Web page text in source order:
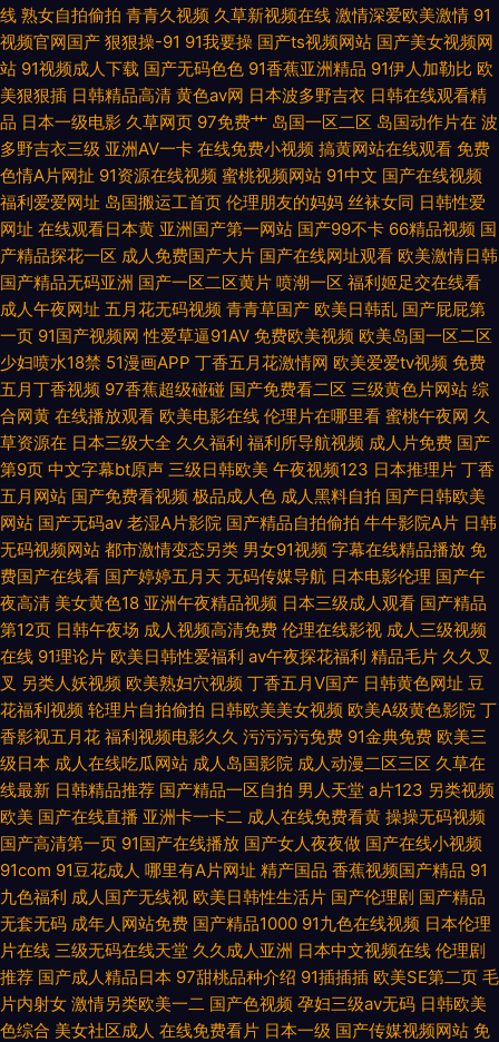
线 熟女自拍偷拍 青青久视频 久草新视频在线 激情深爱欧美激情 91
视频官网国产 狠狠操-91 91我要操 国产ts视频网站 国产美女视频网
站 91视频成人下载 国产无码色色 91香蕉亚洲精品 91伊人加勒比 欧
美狠狠插 日韩精品高清 黄色av网 日本波多野吉衣 日韩在线观看精
品 日本一级电影 久草网页 97免费艹 岛国一区二区 岛国动作片在 波
多野吉衣三级 亚洲AV一卡 在线免费小视频 搞黄网站在线观看 免费
色情A片网扯 91资源在线视频 蜜桃视频网站 91中文 国产在线视频
福利爱爱网址 岛国搬运工首页 伦理朋友的妈妈 丝袜女同 日韩性爱
网址 在线观看日本黄 亚洲国产第一网站 国产99不卡 66精品视频 国
产精品探花一区 成人免费国产大片 国产在线网址观看 欧美激情日韩
国产精品无码亚洲 国产一区二区黄片 喷潮一区 福利姬足交在线看
成人午夜网址 五月花无码视频 青青草国产 欧美日韩乱 国产屁屁第
一页 91国产视频网 性爱草逼91AV 免费欧美视频 欧美岛国一区二区
少妇喷水18禁 51漫画APP 丁香五月花激情网 欧美爱爱tv视频 免费
五月丁香视频 97香蕉超级碰碰 国产免费看二区 三级黄色片网站 综
合网黄 在线播放观看 欧美电影在线 伦理片在哪里看 蜜桃午夜网 久
草资源在 日本三级大全 久久福利 福利所导航视频 成人片免费 国产
第9页 中文字幕bt原声 三级日韩欧美 午夜视频123 日本推理片 丁香
五月网站 国产免费看视频 极品成人色 成人黑料自拍 国产日韩欧美
网站 国产无码av 老湿A片影院 国产精品自拍偷拍 牛牛影院A片 日韩
无码视频网站 都市激情变态另类 男女91视频 字幕在线精品播放 免
费国产在线看 国产婷婷五月天 无码传媒导航 日本电影伦理 国产午
夜高清 美女黄色18 亚洲午夜精品视频 日本三级成人观看 国产精品
第12页 日韩午夜场 成人视频高清免费 伦理在线影视 成人三级视频
在线 91理论片 欧美日韩性爱福利 av午夜探花福利 精品毛片 久久叉
叉 另类人妖视频 欧美熟妇穴视频 丁香五月V国产 日韩黄色网址 豆
花福利视频 轮理片自拍偷拍 日韩欧美美女视频 欧美A级黄色影院 丁
香影视五月花 福利视频电影久久 污污污污免费 91金典免费 欧美三
级日本 成人在线吃瓜网站 成人岛国影院 成人动漫二区三区 久草在
线最新 日韩精品推荐 国产精品一区自拍 男人天堂 a片123 另类视频
欧美 国产在线直播 亚洲卡一卡二 成人在线免费看黄 操操无码视频
国产高清第一页 91国产在线播放 国产女人夜夜做 国产在线小视频
91com 91豆花成人 哪里有A片网址 精产国品 香蕉视频国产精品 91
九色福利 成人国产无线视 欧美日韩性生活片 国产伦理剧 国产精品
无套无码 成年人网站免费 国产精品1000 91九色在线视频 日本伦理
片在线 三级无码在线天堂 久久成人亚洲 日本中文视频在线 伦理剧
推荐 国产成人精品日本 97甜桃品种介绍 91插插插 欧美SE第二页 毛
片内射女 激情另类欧美一二 国产色视频 孕妇三级av无码 日韩欧美
色综合 美女社区成人 在线免费看片 日本一级 国产传媒视频网站 免